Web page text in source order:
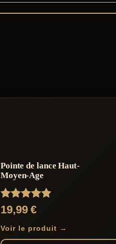
Pointe de lance Haut-
Moyen-Age
Note
5.00
sur 5
19,99€
Voir le produit →